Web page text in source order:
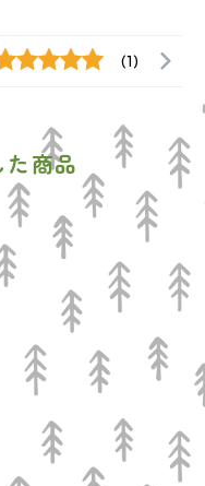
(1)
商品